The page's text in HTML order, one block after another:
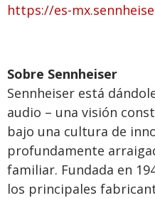
https://es-
Sobre Sennheiser
Sennheiser está
audio – una visión
bajo una cultura de
profundamente
familiar. Fundada en
los principales